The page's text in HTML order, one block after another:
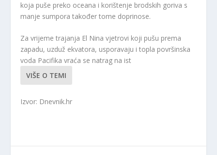
koja puše preko oceana i korištenje brodskih goriva s
manje sumpora također tome doprinose.
Za vrijeme trajanja El Nina vjetrovi koji pušu prema
zapadu, uzduž ekvatora, usporavaju i topla površinska
voda Pacifika vraća se natrag na ist
VIŠE O TEMI
Izvor: Dnevnik.hr